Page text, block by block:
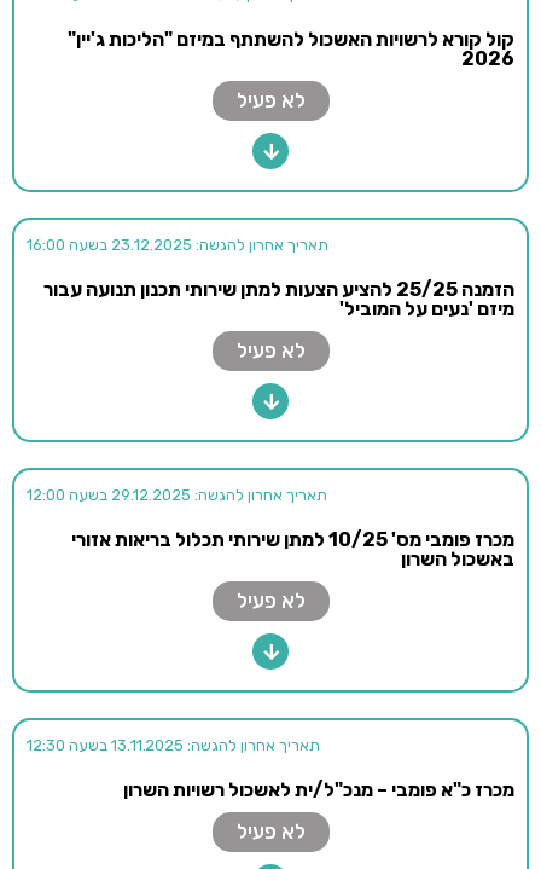
קול קורא לרשויות האשכול להשתתף במיזם "הליכות ג'יין"
2026
לא פעיל
תאריך אחרון להגשה: 23.12.2025 בשעה 16:00
הזמנה 25/25 להציע הצעות למתן שירותי תכנון תנועה עבור
מיזם 'נעים על המוביל'
לא פעיל
תאריך אחרון להגשה: 29.12.2025 בשעה 12:00
מכרז פומבי מס' 10/25 למתן שירותי תכלול בריאות אזורי
באשכול השרון
לא פעיל
תאריך אחרון להגשה: 13.11.2025 בשעה 12:30
מכרז כ"א פומבי – מנכ"ל/ית לאשכול רשויות השרון
לא פעיל